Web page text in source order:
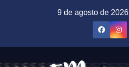
9 de agosto de 2026